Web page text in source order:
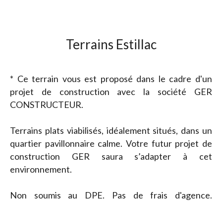
Terrains Estillac
* Ce terrain vous est proposé dans le cadre d'un
projet de construction avec la société GER
CONSTRUCTEUR.
Terrains plats viabilisés, idéalement situés, dans un
quartier pavillonnaire calme. Votre futur projet de
construction GER saura s’adapter à cet
environnement.
Non soumis au DPE. Pas de frais d'agence.